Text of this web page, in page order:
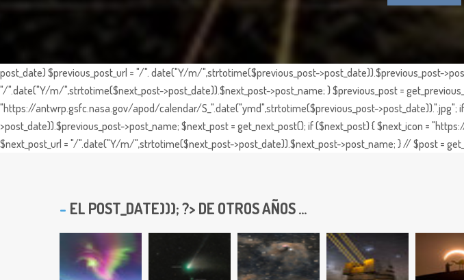
post_date) $previous_post_url = "/". date("Y/m/",strtotime($previous_post->post_date)).$previous_post-
"/".date("Y/m/",strtotime($next_post->post_date)).$next_post->post_name; } $previous_post =
"https://antwrp.gsfc.nasa.gov/apod/calendar/S_".date("ymd",strtotime($previous_post-
>post_date)).$previous_post->post_name; $next_post = get_next_post(); if ($next_post) { $next_icon =
$next_post_url = "/".date("Y/m/",strtotime($next_post->post_date)).$next_post->post_name; } // $post =
EL POST_DATE))); ?> DE OTROS AÑOS ...